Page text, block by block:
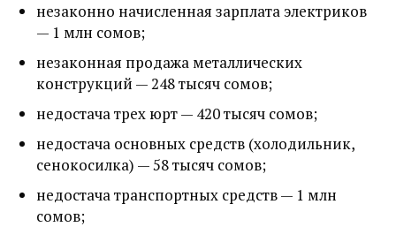
незаконно начисленная зарплата электриков
— 1 млн сомов;
незаконная продажа металлических
конструкций — 248 тысяч сомов;
недостача трех юрт — 420 тысяч сомов;
недостача основных средств (холодильник,
сенокосилка) — 58 тысяч сомов;
недостача транспортных средств — 1 млн
сомов;